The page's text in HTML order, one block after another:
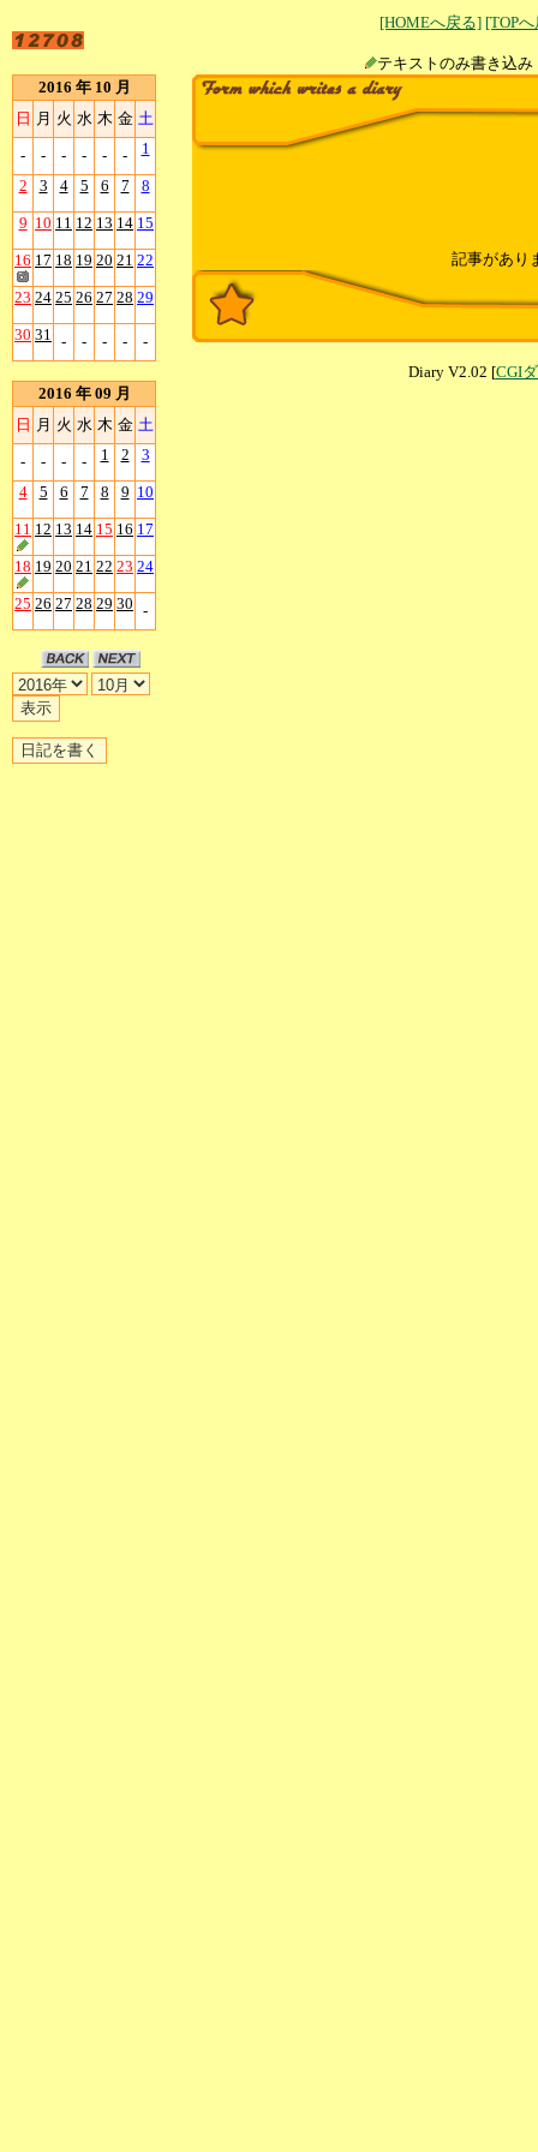
[HOMEへ戻る] [TOP
テキストのみ書
2016 年 10 月
日 月 火 水 木 金 土
- - - - - - 1
2 3 4 5 6 7 8
9 10 11 12 13 14 15
16 17 18 19 20 21 22
23 24 25 26 27 28 29
30 31 - - - - -
2016 年 09 月
日 月 火 水 木 金 土
- - - - 1 2 3
4 5 6 7 8 9 10
11 12 13 14 15 16 17
18 19 20 21 22 23 24
25 26 27 28 29 30 -
記事があり
Diary V2.02 [CGI